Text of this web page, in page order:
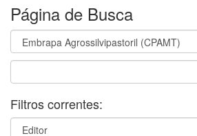
Página de Busca
Filtros correntes: